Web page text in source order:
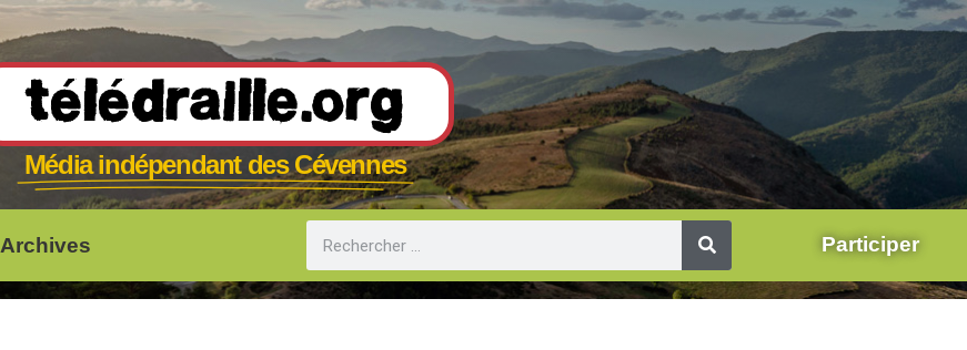
Télédraille.org
Média indépendant des Cévennes
Archives Participer